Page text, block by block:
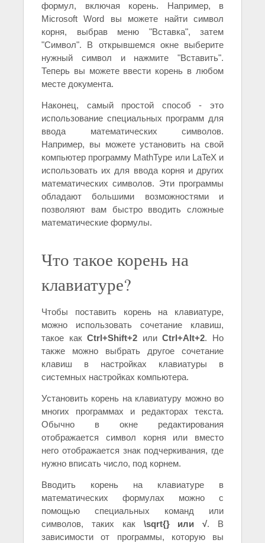
формул, включая корень. Например, в
Microsoft Word вы можете найти символ
корня, выбрав меню "Вставка", затем
"Символ". В открывшемся окне выберите
нужный символ и нажмите "Вставить".
Теперь вы можете ввести корень в любом
месте документа.
Наконец, самый простой способ - это
использование специальных программ для
ввода математических символов.
Например, вы можете установить на свой
компьютер программу MathType или LaTeX и
использовать их для ввода корня и других
математических символов. Эти программы
обладают большими возможностями и
позволяют вам быстро вводить сложные
математические формулы.
Что такое корень на
клавиатуре?
Чтобы поставить корень на клавиатуре,
можно использовать сочетание клавиш,
такое какCtrl+Shift+2 илиCtrl+Alt+2. Но
также можно выбрать другое сочетание
клавиш в настройках клавиатуры в
системных настройках компьютера.
Установить корень на клавиатуру можно во
многих программах и редакторах текста.
Обычно в окне редактирования
отображается символ корня или вместо
него отображается знак подчеркивания, где
нужно вписать число, под корнем.
Вводить корень на клавиатуре в
математических формулах можно с
помощью специальных команд или
символов, таких как \sqrt{} или √. В
зависимости от программы, которую вы